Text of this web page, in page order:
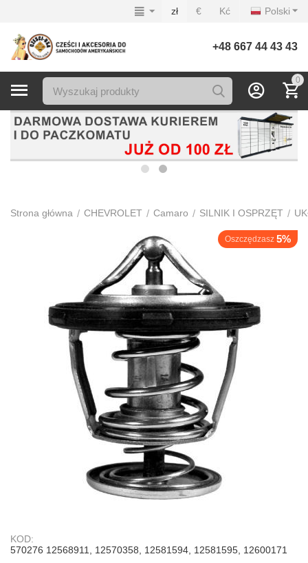
Polski
zł € Kć
+48 667 44 43 43
0
Strona główna / CHEVROLET / Camaro / SILNIK I OSPRZĘT /
Oszczędzasz 5%
KOD:
570276 12568911, 12570358, 12581594, 12581595, 12600171